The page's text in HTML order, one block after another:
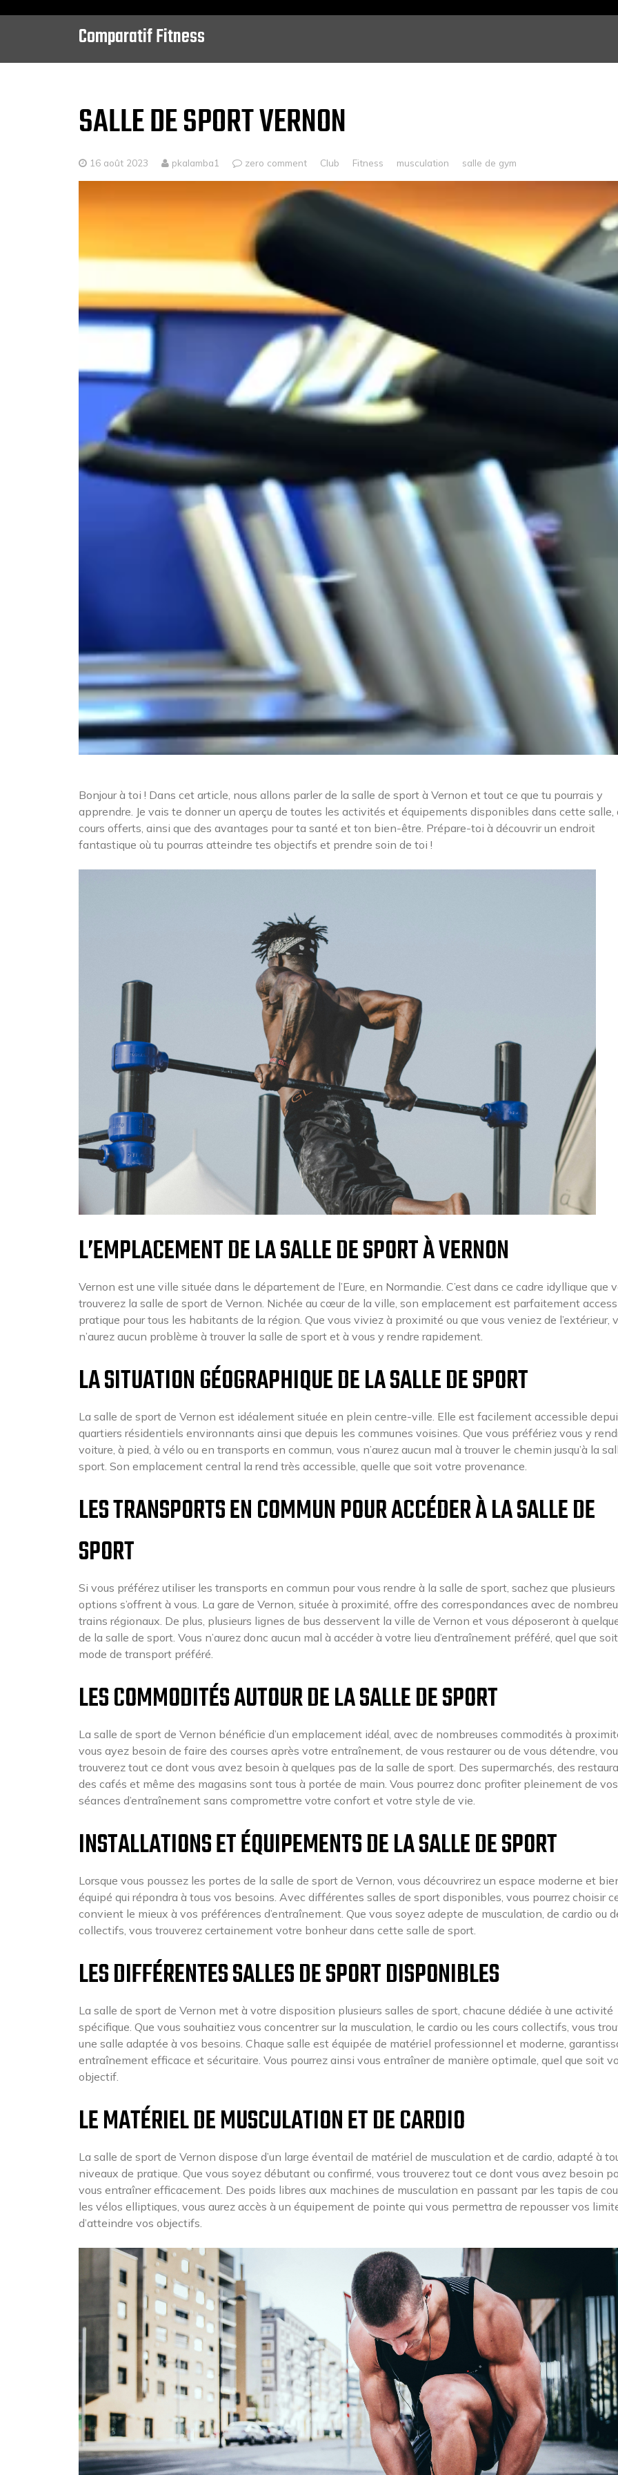
Comparatif Fitness
SALLE DE SPORT VERNON
16 août 2023 pkalamba1 zero comment Club Fitness musculation salle de gym
Bonjour à toi ! Dans cet article, nous allons parler de la salle de sport à Vernon et tout ce que tu pourrais y
apprendre. Je vais te donner un aperçu de toutes les activités et équipements disponibles dans cette salle,
cours offerts, ainsi que des avantages pour ta santé et ton bien-être. Prépare-toi à découvrir un endroit
fantastique où tu pourras atteindre tes objectifs et prendre soin de toi !
L’EMPLACEMENT DE LA SALLE DE SPORT À VERNON
Vernon est une ville située dans le département de l’Eure, en Normandie. C’est dans ce cadre idyllique que
trouverez la salle de sport de Vernon. Nichée au cœur de la ville, son emplacement est parfaitement
pratique pour tous les habitants de la région. Que vous viviez à proximité ou que vous veniez de l’extérieur,
n’aurez aucun problème à trouver la salle de sport et à vous y rendre rapidement.
LA SITUATION GÉOGRAPHIQUE DE LA SALLE DE SPORT
La salle de sport de Vernon est idéalement située en plein centre-ville. Elle est facilement accessible
quartiers résidentiels environnants ainsi que depuis les communes voisines. Que vous préfériez vous y
voiture, à pied, à vélo ou en transports en commun, vous n’aurez aucun mal à trouver le chemin jusqu’à la
sport. Son emplacement central la rend très accessible, quelle que soit votre provenance.
LES TRANSPORTS EN COMMUN POUR ACCÉDER À LA SALLE DE
SPORT
Si vous préférez utiliser les transports en commun pour vous rendre à la salle de sport, sachez que plusieurs
options s’offrent à vous. La gare de Vernon, située à proximité, offre des correspondances avec de
trains régionaux. De plus, plusieurs lignes de bus desservent la ville de Vernon et vous déposeront à
de la salle de sport. Vous n’aurez donc aucun mal à accéder à votre lieu d’entraînement préféré, quel que
mode de transport préféré.
LES COMMODITÉS AUTOUR DE LA SALLE DE SPORT
La salle de sport de Vernon bénéficie d’un emplacement idéal, avec de nombreuses commodités à
vous ayez besoin de faire des courses après votre entraînement, de vous restaurer ou de vous détendre,
trouverez tout ce dont vous avez besoin à quelques pas de la salle de sport. Des supermarchés, des
des cafés et même des magasins sont tous à portée de main. Vous pourrez donc profiter pleinement de vos
séances d’entraînement sans compromettre votre confort et votre style de vie.
INSTALLATIONS ET ÉQUIPEMENTS DE LA SALLE DE SPORT
Lorsque vous poussez les portes de la salle de sport de Vernon, vous découvrirez un espace moderne et
équipé qui répondra à tous vos besoins. Avec différentes salles de sport disponibles, vous pourrez choisir
convient le mieux à vos préférences d’entraînement. Que vous soyez adepte de musculation, de cardio ou
collectifs, vous trouverez certainement votre bonheur dans cette salle de sport.
LES DIFFÉRENTES SALLES DE SPORT DISPONIBLES
La salle de sport de Vernon met à votre disposition plusieurs salles de sport, chacune dédiée à une activité
spécifique. Que vous souhaitiez vous concentrer sur la musculation, le cardio ou les cours collectifs, vous
une salle adaptée à vos besoins. Chaque salle est équipée de matériel professionnel et moderne,
entraînement efficace et sécuritaire. Vous pourrez ainsi vous entraîner de manière optimale, quel que soit
objectif.
LE MATÉRIEL DE MUSCULATION ET DE CARDIO
La salle de sport de Vernon dispose d’un large éventail de matériel de musculation et de cardio, adapté à
niveaux de pratique. Que vous soyez débutant ou confirmé, vous trouverez tout ce dont vous avez besoin
vous entraîner efficacement. Des poids libres aux machines de musculation en passant par les tapis de
les vélos elliptiques, vous aurez accès à un équipement de pointe qui vous permettra de repousser vos
d’atteindre vos objectifs.